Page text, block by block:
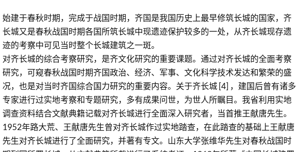
始建于春秋时期，完成于战国时期，齐国是我国历史上最早修筑长城的国家，齐
长城又是春秋战国时期各国所筑长城中现遗迹保护较多的一处，从齐长城现存遗
迹的考察中可见当时整个长城建筑之一斑。
对齐长城的综合考察研究，是齐文化研究的重要课题。通过对齐长城的全面考察
研究，可窥春秋战国时期齐国政治、经济、军事、文化科学技术发达和繁荣的盛
况，也是对当时齐国综合国力研究的重要内容。关于齐长城 [4] ，建国后曾有诸多
专家进行过实地考察和专题研究，多有成果问世，为世人所瞩目。我省利用实地
调查资料结合文献典籍记载对齐长城进行全面深入研究者，当首推王献唐先生。
1952年路大荒、王献唐先生曾对齐长城作过实地踏查，在此踏查的基础上王献唐
先生对齐长城进行了全面研究，并著有专文。山东大学张维华先生对春秋战国时